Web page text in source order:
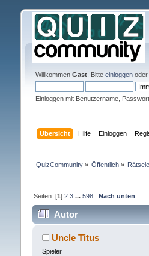
Willkommen Gast. Bitte einloggenoder
Einloggen mit Benutzername,
Übersicht Hilfe Einloggen
QuizCommunity» Öffentlich »
Seiten: [1] 2 3 ... 598 Nach unten
Autor
Uncle Titus
Spieler